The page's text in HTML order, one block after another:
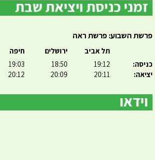
פרשת השבוע: פרשת ראה
כניסה:
יציאה:
תל אביב
19:12
20:11
ירושלים
18:50
20:09
חיפה
19:03
20:12